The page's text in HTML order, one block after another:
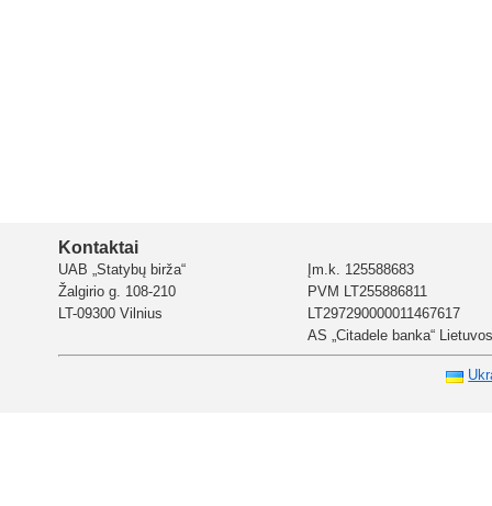
Kontaktai
UAB „Statybų birža“
Žalgirio g. 108-210
LT-09300 Vilnius
Įm.k. 125588683
PVM LT255886811
LT297290000011467617
AS „Citadele banka“